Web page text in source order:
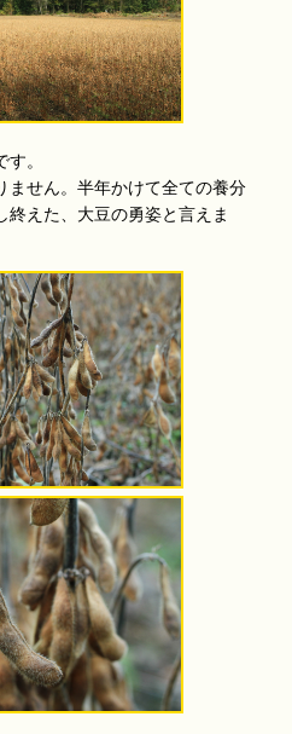
。
ません。半年かけて全ての養分
終えた、大豆の勇姿と言えま